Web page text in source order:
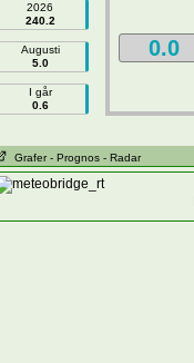
2026
240.2
Augusti
5.0
I går
0.6
0.0
Grafer - Prognos - Radar